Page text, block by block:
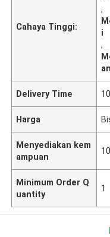
Cahaya Tinggi:
,
i
,
Delivery Time
Harga
Menyediakan kem
ampuan
Minimum Order Q
uantity
1